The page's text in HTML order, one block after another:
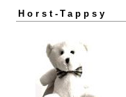
Horst-Tappsy